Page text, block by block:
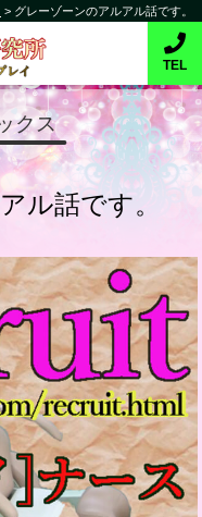
> グレーゾーンのアルアル話です。
所
プレイ TEL
クス
ル話です。